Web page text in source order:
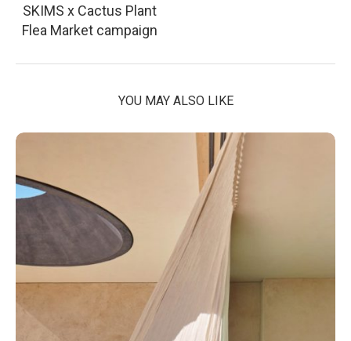
SKIMS x Cactus Plant
Flea Market campaign
YOU MAY ALSO LIKE